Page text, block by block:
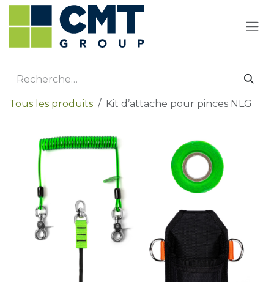
Se rendre au contenu
Tous les produits Kit d’attache pour pinces NLG